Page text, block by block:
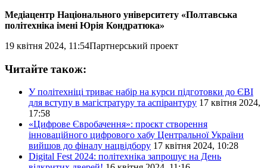
Медіацентр Національного університету «Полтавська
політехніка імені Юрія Кондратюка»
19 квітня 2024, 11:54Партнерський проект
Читайте також:
У політехніці триває набір на курси підготовки до ЄВІ
для вступу в магістратуру та аспірантуру 17 квітня 2024,
17:58
«Цифрове Євробачення»: проєкт створення
інноваційного цифрового хабу Центральної України
вийшов до фіналу нацвідбору 17 квітня 2024, 10:28
Digital Fest 2024: політехніка запрошує на День